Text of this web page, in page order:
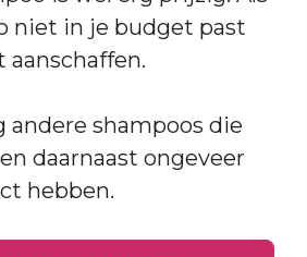
niet in je budget past
andere shampoos die
daarnaast ongeveer
hebben.